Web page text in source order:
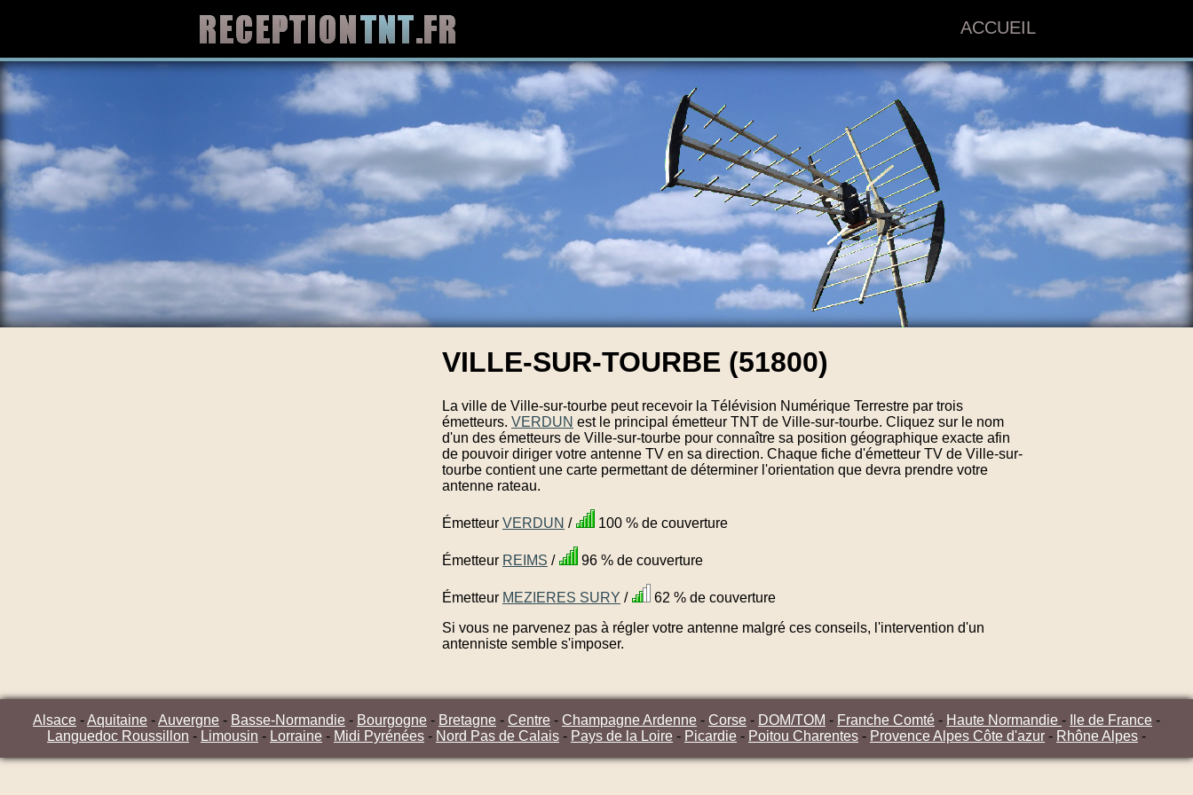
ACCUEIL
VILLE-SUR-TOURBE (51800)
La ville de Ville-sur-tourbe peut recevoir la Télévision Numérique Terrestre par trois
émetteurs. VERDUN est le principal émetteur TNT de Ville-sur-tourbe. Cliquez sur le nom
d'un des émetteurs de Ville-sur-tourbe pour connaître sa position géographique exacte afin
de pouvoir diriger votre antenne TV en sa direction. Chaque fiche d'émetteur TV de Ville-sur-
tourbe contient une carte permettant de déterminer l'orientation que devra prendre votre
antenne rateau.
Émetteur VERDUN / 100 % de couverture
Émetteur REIMS / 96 % de couverture
Émetteur MEZIERES SURY /
62 % de couverture
Si vous ne parvenez pas à régler votre antenne malgré ces conseils, l'intervention d'un
antenniste semble s'imposer.
Alsace -Aquitaine -Auvergne - Basse-Normandie - Bourgogne - Bretagne - Centre - Champagne Ardenne - Corse - DOM/TOM - Franche Comté - Haute Normandie - Ile de France -
Languedoc Roussillon - Limousin - Lorraine - Midi Pyrénées - Nord Pas de Calais - Pays de la Loire - Picardie - Poitou Charentes - Provence Alpes Côte d'azur - Rhône Alpes -